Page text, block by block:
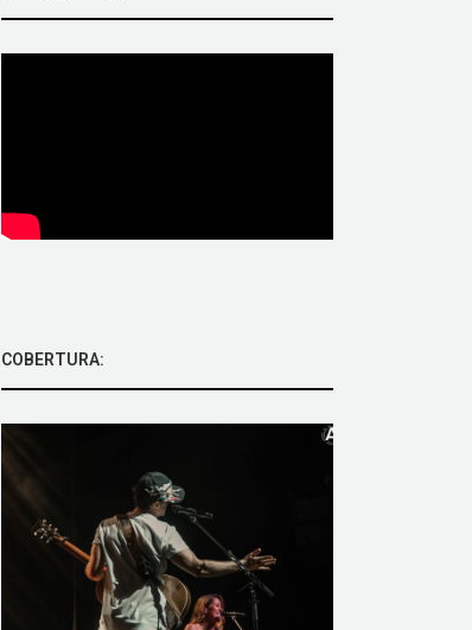
COBERTURA: